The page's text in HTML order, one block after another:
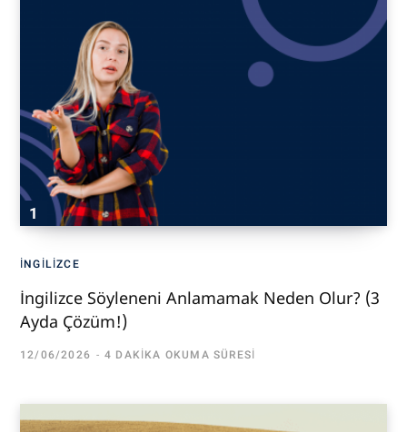
İNGILIZCE
İngilizce Söyleneni Anlamamak Neden Olur? (3
Ayda Çözüm!)
12/06/2026 4 DAKIKA OKUMA SÜRESI